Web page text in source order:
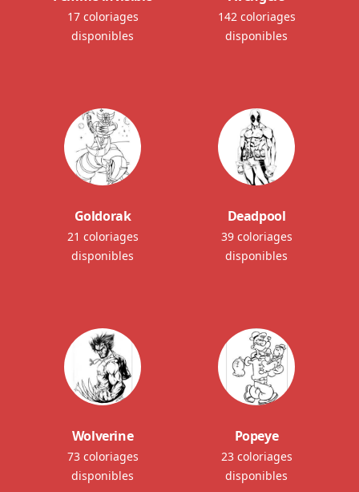
17 coloriages
disponibles
142 coloriages
disponibles
Goldorak
21 coloriages
disponibles
Deadpool
39 coloriages
disponibles
Wolverine
73 coloriages
disponibles
Popeye
23 coloriages
disponibles